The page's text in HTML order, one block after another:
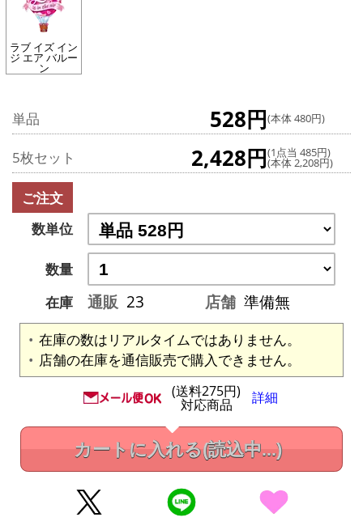
ラブ イズ イン
ジ エア バルー
ン
単品 528円(本体 480円)
5枚セット 2,428円(1点当 485円)
(本体 2,208円)
ご注文
数単位
数量
在庫
通販 23 店舗 準備無
在庫の数はリアルタイムではありません。
店舗の在庫を通信販売で購入できません。
(送料275円)
対応商品 詳細
カートに入れる(読込中...)